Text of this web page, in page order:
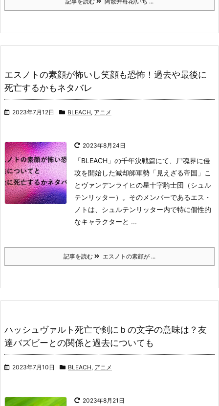
エスノトの素顔が怖いし笑顔も恐怖！過去や最後に
死亡するかもネタバレ
2023年7月12日 BLEACH, アニメ
2023年8月24日
「BLEACH」の千年決戦篇にて、尸魂界に侵
攻を開始した滅却師軍勢「見えざる帝国」こ
とヴァンデンライヒの星十字騎士団（シュル
テンリッター）。 そのメンバーであるエス・
ノトは、シュルテンリッター内で特に個性的
なキャラクターと ...
記事を読む エスノトの素顔が ...
ハッシュヴァルト死亡で剣にｂの文字の意味は？友
達バズビーとの関係と過去についても
2023年7月10日 BLEACH, アニメ
2023年8月21日